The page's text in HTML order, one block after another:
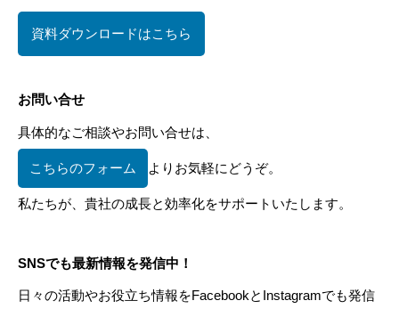
資料ダウンロードはこちら
お問い合せ
具体的なご相談やお問い合せは、
こちらのフォーム よりお気軽にどうぞ。
私たちが、貴社の成長と効率化をサポートいたします。
SNSでも最新情報を発信中！
日々の活動やお役立ち情報をFacebookとInstagramでも発信